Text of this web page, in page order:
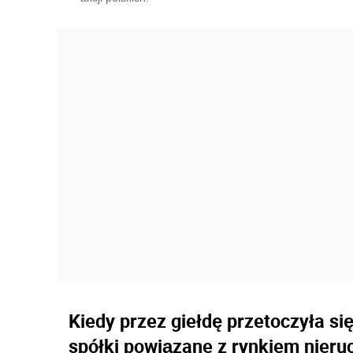
Kiedy przez giełdę przetoczyła
spółki powiązane z rynkiem